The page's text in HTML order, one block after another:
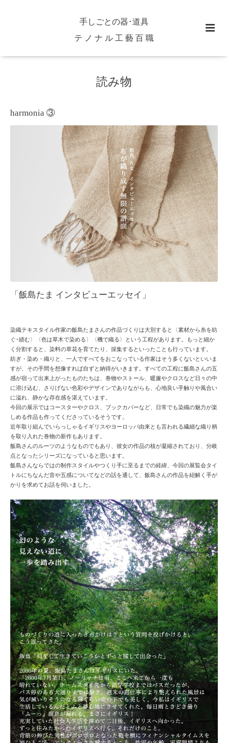
手しごとの器･道具
テ ノ ナ ル 工 藝 百 職
読み物
harmonia ③
「飯島たま インタビューエッセイ」
染織テキスタイル作家の飯島たまさんの作品づくりは大別すると〈素材から糸を紡
ぐ･績む〉〈色は草木で染める〉〈機で織る〉
という工程があります。もっと細か
く分割すると、 染料の草花を育てたり、採集するといったことも行っています。
紡ぎ・染め・織りと、 一人ですべてをおこなっている作家はそう多くないといいま
すが、 その手間を想像すれば自ずと納得がいきます。すべての工程に飯島さんの五
感が宿って出来上がったものたちは、 巻物やストール、暖簾やクロスなど日々の中
に溶け込む、 さりげない色彩やデザインでありながらも、 心地良い手触りや風合い
に溢れ、静かな存在感を湛えています。
今回の展示ではコースターやクロス、ブックカバーなど、
日常でも染織の魅力が楽
しめる作品も作ってくださっているそうです。
近年取り組んでいらっしゃるイギリスやヨーロッパ由来とも言われる繊細な織り柄
を取り入れた巻物の新作もあります。
飯島さんのルーツのようなものでもあり、 彼女の作品の核が凝縮されており、 分岐
点となったシリーズになっていると思います。
飯島さんならではの制作スタイルやつくり手に至るまでの経緯、今回の展覧会タイ
トルにちなんだ音や五感についてなどの話を通して、飯島さんの作品を紐解く手が
かりを求めてお話を伺いました。